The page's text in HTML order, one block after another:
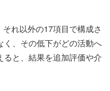
れ以外の17項目で構成さ
、その低下がどの活動へ
と、結果を追加評価や介